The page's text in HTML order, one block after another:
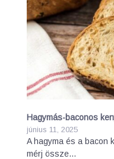
Hagymás-baconos
június 11, 2025
A hagyma és a bacon
mérj össze…